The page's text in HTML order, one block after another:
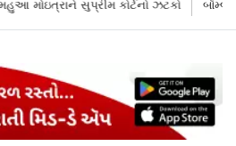
બૉમ્બની ધમકી બાદ મુંબઈમાં હાઈ ઍલર્ટ: